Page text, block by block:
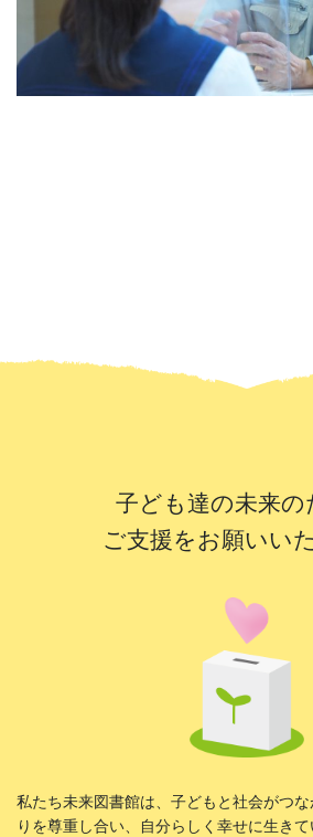
子ども達の未来の
ご支援をお願いい
私たち未来図書館は、子どもと社会がつ
りを尊重し合い、自分らしく幸せに生き